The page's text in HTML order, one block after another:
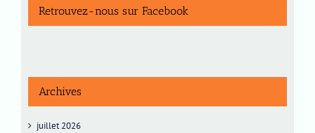
Retrouvez-nous sur Facebook
Archives
juillet 2026